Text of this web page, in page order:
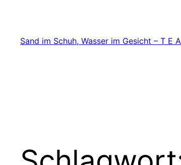
springen
Sand im Schuh, Wasser im Gesicht – T E